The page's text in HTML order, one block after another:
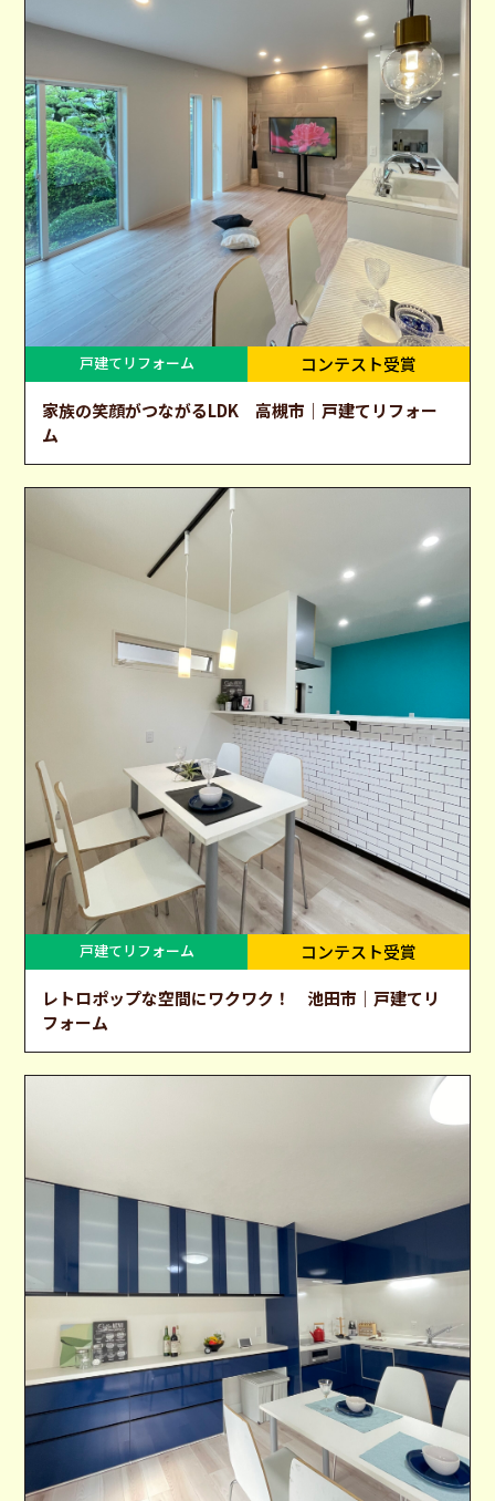
戸建てリフォーム
コンテスト受賞
家族の笑顔がつながるLDK 高槻市｜戸建てリフォー
ム
戸建てリフォーム
コンテスト受賞
レトロポップな空間にワクワク！ 池田市｜戸建てリ
フォーム